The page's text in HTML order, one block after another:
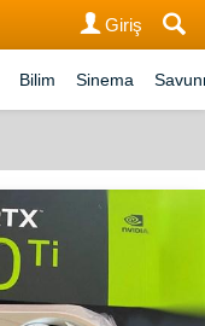
Giriş
Bilim Sinema